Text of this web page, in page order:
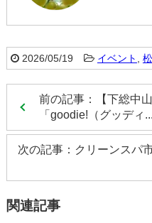
2026/05/19 イベント ,
前の記事：【下総中
「goodie!（グッディ...
次の記事：クリーンスパ
関連記事